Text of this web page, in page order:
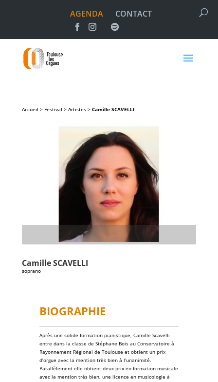
AGENDA CONTACT
Accueil > Festival > Artistes > Camille SCAVELLI
CamilleSCAVELLI
soprano
BIOGRAPHIE
Après une solide formation pianistique, Camille Scavelli
entre dans la classe de Stéphane Boisau Conservatoire à
Rayonnement Régional de Toulouse et obtient un prix
d’orgue avec la mention très bien à l’unanimité.
Parallèlement elle obtient deux prix en formation musicale
avec la mention très bien, une licence en musicologie à